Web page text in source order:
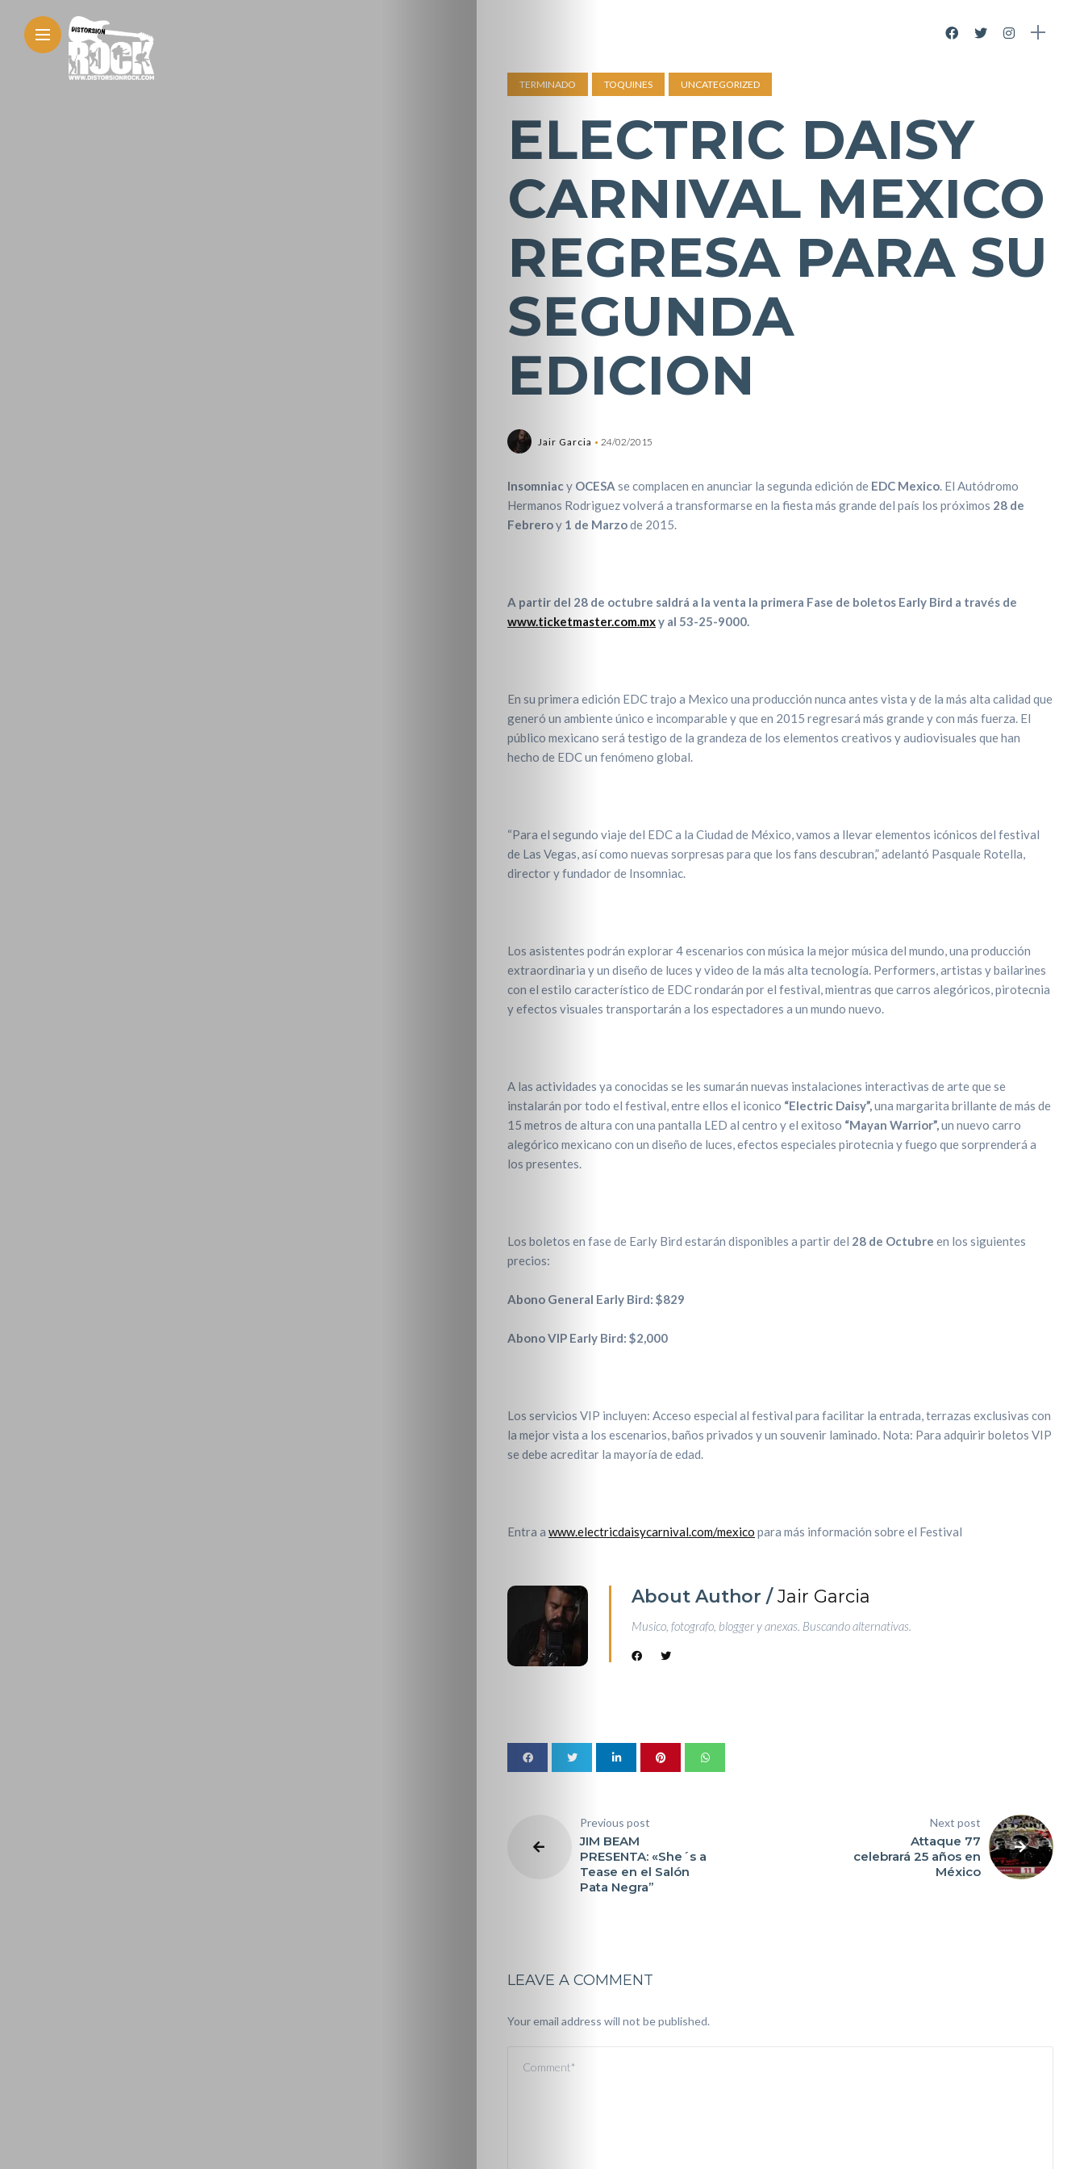
TERMINADO TOQUINES UNCATEGORIZED
ELECTRIC DAISY
CARNIVAL MEXICO
REGRESA PARA SU
SEGUNDA
EDICION
Jair Garcia 24/02/2015
Insomniacy OCESA se complacen en anunciar la segunda edición de EDC Mexico. El Autódromo
Hermanos Rodriguez volverá a transformarse en la fiesta más grande del país los próximos 28 de
Febreroy 1 de Marzode 2015.
A partir del 28 de octubre saldrá a la venta la primera Fase de boletos Early Bird a través de
www.ticketmaster.com.mxy al 53-25-9000.
En su primera edición EDC trajo a Mexico una producción nunca antes vista y de la más alta calidad que
generó un ambiente único e incomparable y que en 2015 regresará más grande y con más fuerza. El
público mexicano será testigo de la grandeza de los elementos creativos y audiovisuales que han
hecho de EDC un fenómeno global.
“Para el segundo viaje del EDC a la Ciudad de México, vamos a llevar elementos icónicos del festival
de Las Vegas, así como nuevas sorpresas para que los fans descubran,” adelantó Pasquale Rotella,
director y fundador de Insomniac.
Los asistentes podrán explorar 4 escenarios con música la mejor música del mundo, una producción
extraordinaria y un diseño de luces y video de la más alta tecnología. Performers, artistas y bailarines
con el estilo característico de EDC rondarán por el festival, mientras que carros alegóricos, pirotecnia
y efectos visuales transportarán a los espectadores a un mundo nuevo.
A las actividades ya conocidas se les sumarán nuevas instalaciones interactivas de arte que se
instalarán por todo el festival, entre ellos el iconico “Electric Daisy”,una margarita brillante de más de
15 metros de altura con una pantalla LED al centro y el exitoso “Mayan Warrior”,un nuevo carro
alegórico mexicano con un diseño de luces, efectos especiales pirotecnia y fuego que sorprenderá a
los presentes.
Los boletos en fase de Early Bird estarán disponibles a partir del 28 de Octubre en los siguientes
precios:
Abono General Early Bird: $829
Abono VIP Early Bird: $2,000
Los servicios VIP incluyen: Acceso especial al festival para facilitar la entrada, terrazas exclusivas con
la mejor vista a los escenarios, baños privados y un souvenir laminado. Nota: Para adquirir boletos VIP
se debe acreditar la mayoría de edad.
Entra a www.electricdaisycarnival.com/mexico para más información sobre el Festival
About Author /Jair Garcia
Musico, fotografo, blogger y anexas. Buscando alternativas.
Previous post
JIM BEAM
PRESENTA: «She´s a
Tease en el Salón
Pata Negra”
Next post
Attaque 77
celebrará 25 años en
México
LEAVE A COMMENT
Your email address will not be published.